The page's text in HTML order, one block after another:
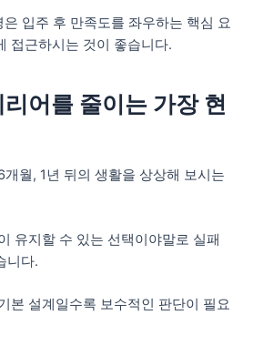
입주 후 만족도를 좌우하는 핵심 요
접근하시는 것이 좋습니다.
어를 줄이는 가장 현
월, 1년 뒤의 생활을 상상해 보시는
유지할 수 있는 선택이야말로 실패
니다.
본 설계일수록 보수적인 판단이 필요